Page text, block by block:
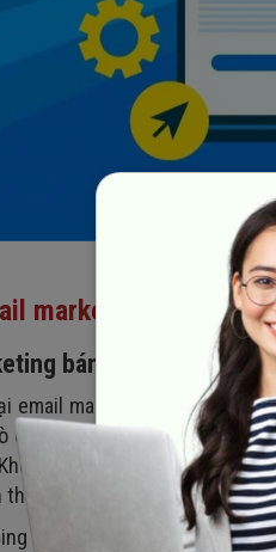
marketing thường
bán hàng, tiếp thị
email marketing thường
của loại email này chính là
chỉ vậy, loại hình tiếp
một cách bền vững hơn
bán hàng, tiếp thị mang lại